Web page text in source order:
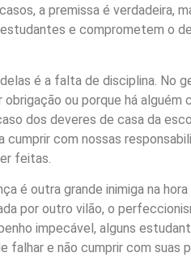
a premissa é verdadeira,
e comprometem o
é a falta de disciplina. No
ou porque há alguém
dos deveres de casa da
cumprir com nossas
feitas.
é outra grande inimiga na
por outro vilão, o
impecável, alguns
falhar e não cumprir com suas